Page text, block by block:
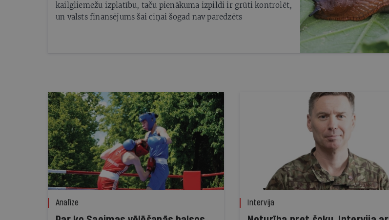
kailgliemežu izplatību, taču pienākuma izpildi ir grūti kontrolēt,
un valsts finansējums šai cīņai šogad nav paredzēts
Analīze Intervija